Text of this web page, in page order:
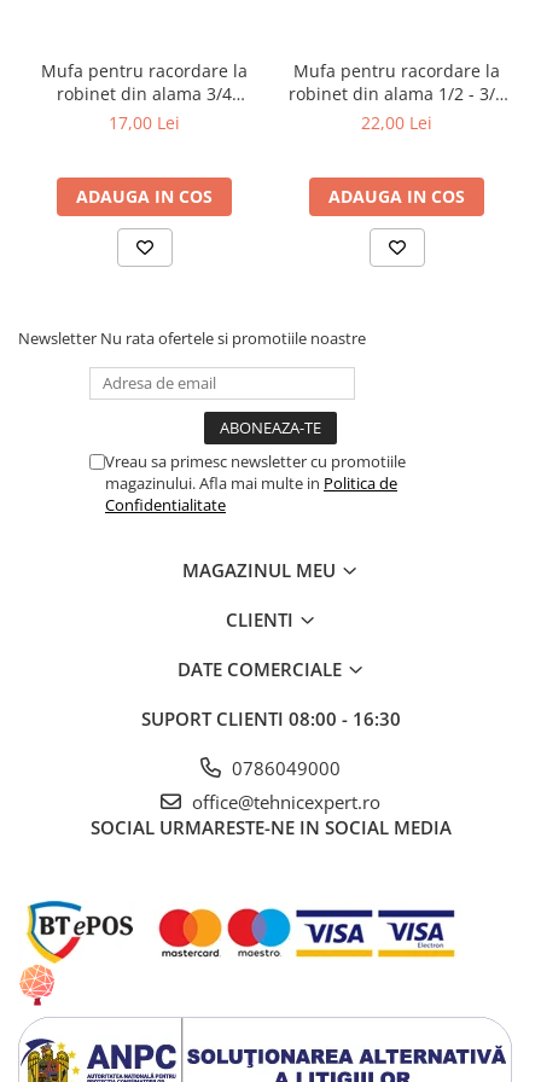
Mufa pentru racordare la
robinet din alama 3/4
Forester
17,00 Lei
ADAUGA IN COS
Mufa pentru racordare la
robinet din alama 1/2 - 3/4
Forester
22,00 Lei
ADAUGA IN COS
Newsletter Nu rata ofertele si promotiile noastre
Vreau sa primesc newsletter cu promotiile
magazinului. Afla mai multe in Politica de
Confidentialitate
MAGAZINUL MEU
CLIENTI
DATE COMERCIALE
SUPORT CLIENTI 08:00 - 16:30
0786049000
office@tehnicexpert.ro
SOCIAL URMARESTE-NE IN SOCIAL MEDIA